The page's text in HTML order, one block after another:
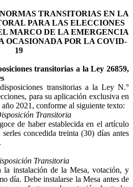
TRANSITORIAS EN LA
PARA LAS ELECCIONES
MARCO DE LA EMERGENCIA
OCASIONADA POR LA COVID-
19
transitorias a la Ley 26859,
transitorias a la Ley N.°
para su aplicación exclusiva en
2021, conforme al siguiente texto:
Transitoria
de haber establecida en el artículo
concedida treinta (30) días antes
Transitoria
la instalación de la Mesa, votación, y
día. Debe instalarse la Mesa antes de